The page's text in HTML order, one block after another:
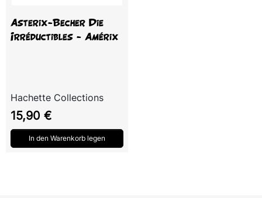
Asterix-Becher Die
Irréductibles - Amérix
Hachette Collections
Preis
15,90 €
In den Warenkorb legen